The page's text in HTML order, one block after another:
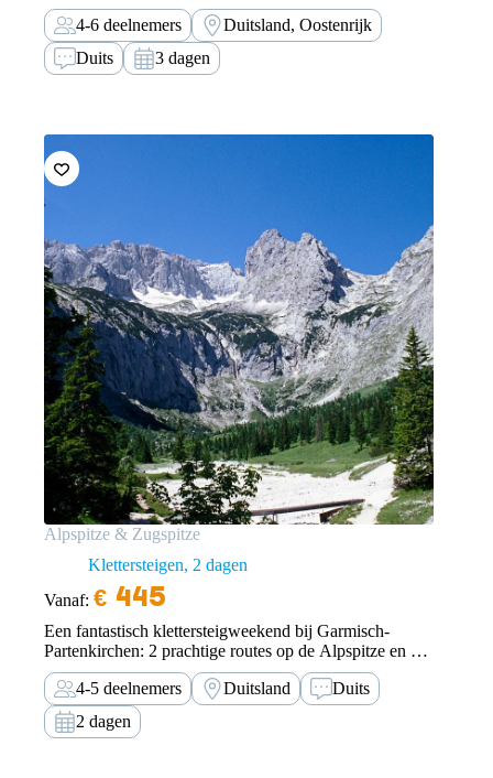
hoogalpien klettersteigplezier op de grens van
Oostenrijk en Duitsland.
4-6 deelnemers
Duitsland, Oostenrijk
Duits
3 dagen
Alpspitze & Zugspitze
Klettersteigen 2 dagen
Vanaf: € 445
Een fantastisch klettersteigweekend bij Garmisch-
Partenkirchen: 2 prachtige routes op de Alpspitze en op
de hoogste berg van Duitsland, de Zugspitze.
4-5 deelnemers
Duitsland
Duits
2 dagen